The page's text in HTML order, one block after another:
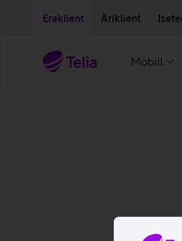
Eraklient Äriklient
Mobiil